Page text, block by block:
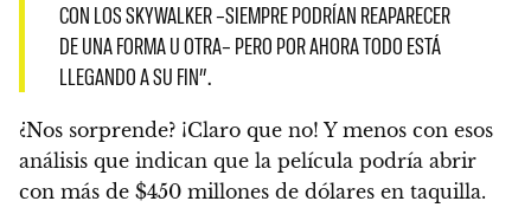
CON LOS SKYWALKER –SIEMPRE PODRÍAN REAPARECER
DE UNA FORMA U OTRA– PERO POR AHORA TODO ESTÁ
LLEGANDO A SU FIN”.
¿Nos sorprende? ¡Claro que no! Y menos con esos
análisis que indican que la película podría abrir
con más de $450 millones de dólares en taquilla.